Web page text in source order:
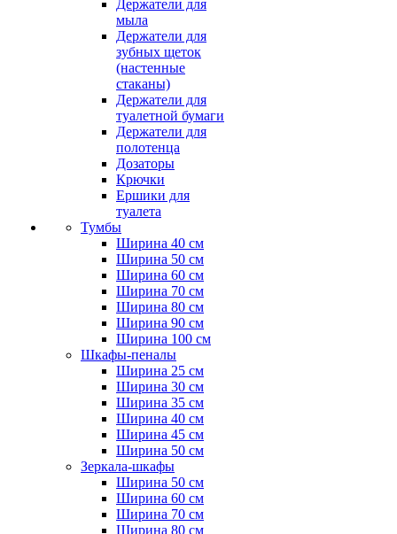
Держатели для
мыла
Держатели для
зубных щеток
(настенные
стаканы)
Держатели для
туалетной бумаги
Держатели для
полотенца
Дозаторы
Крючки
Ершики для
туалета
Тумбы
Ширина 40 см
Ширина 50 см
Ширина 60 см
Ширина 70 см
Ширина 80 см
Ширина 90 см
Ширина 100 см
Шкафы-пеналы
Ширина 25 см
Ширина 30 см
Ширина 35 см
Ширина 40 см
Ширина 45 см
Ширина 50 см
Зеркала-шкафы
Ширина 50 см
Ширина 60 см
Ширина 70 см
Ширина 80 см